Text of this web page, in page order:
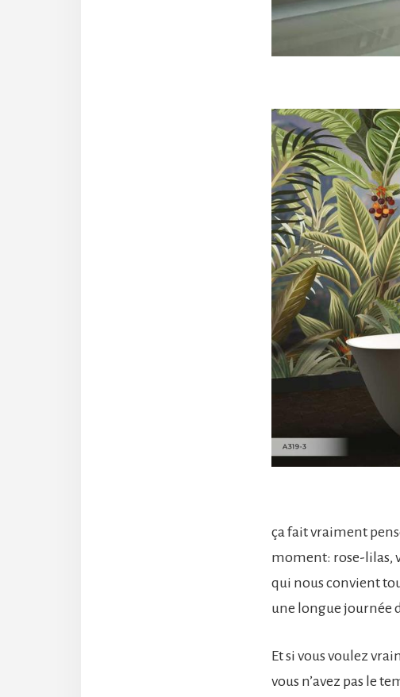
ça fait vraiment
moment: rose-lilas,
qui nous convient
une longue journée
Et si vous voulez
vous n’avez pas le